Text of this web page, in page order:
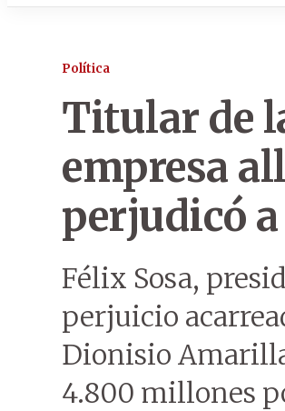
Política
Titular de
empresa
perjudicó
Félix Sosa,
perjuicio
Dionisio
4.800 millones